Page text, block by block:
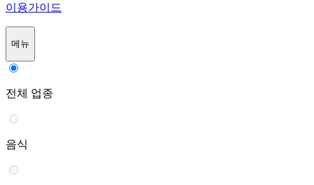
이용가이드
메뉴
전체 업종
음식